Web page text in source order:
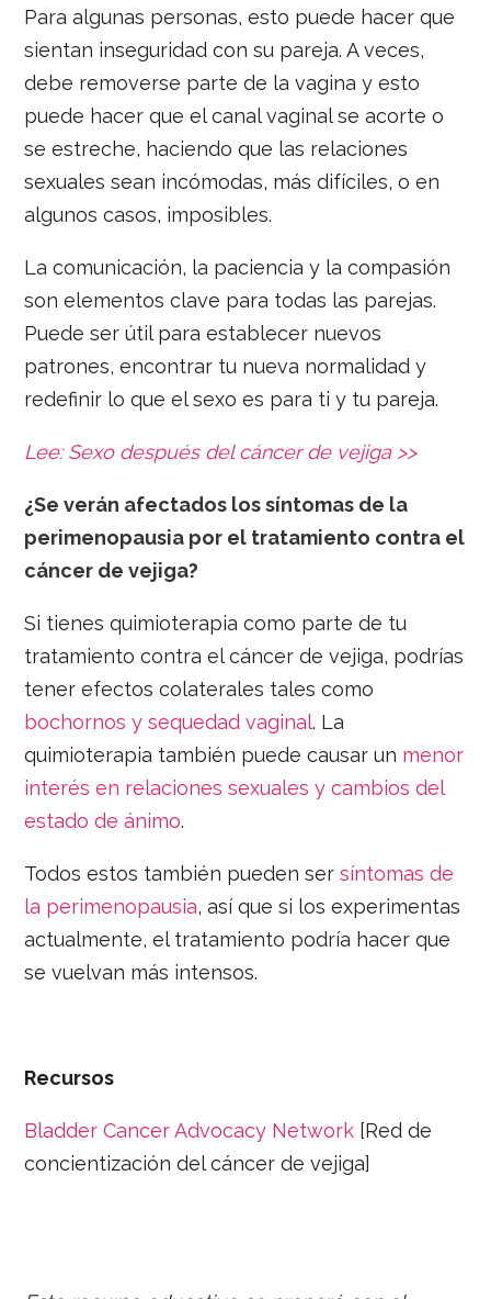
Para algunas personas, esto puede hacer que
sientan inseguridad con su pareja. A veces,
debe removerse parte de la vagina y esto
puede hacer que el canal vaginal se acorte o
se estreche, haciendo que las relaciones
sexuales sean incómodas, más difíciles, o en
algunos casos, imposibles.
La comunicación, la paciencia y la compasión
son elementos clave para todas las parejas.
Puede ser útil para establecer nuevos
patrones, encontrar tu nueva normalidad y
redefinir lo que el sexo es para ti y tu pareja.
Lee: Sexo después del cáncer de vejiga >>
¿Se verán afectados los síntomas de la
perimenopausia por el tratamiento contra el
cáncer de vejiga?
Si tienes quimioterapia como parte de tu
tratamiento contra el cáncer de vejiga, podrías
tener efectos colaterales tales como
bochornos y sequedad vaginal. La
quimioterapia también puede causar un menor
interés en relaciones sexuales y cambios del
estado de ánimo.
Todos estos también pueden ser síntomas de
la perimenopausia, así que si los experimentas
actualmente, el tratamiento podría hacer que
se vuelvan más intensos.
Recursos
Bladder Cancer Advocacy Network [Red de
concientización del cáncer de vejiga]